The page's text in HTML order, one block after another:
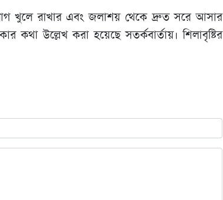
খুলে রাখার এবং জলাশয় থেকে দ্রুত সরে আসার
কথা উল্লেখ করা হয়েছে সতর্কবার্তায়। শিলাবৃষ্টির